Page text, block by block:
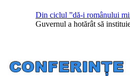
Din ciclul ”dă-i românului
Guvernul a hotărât să